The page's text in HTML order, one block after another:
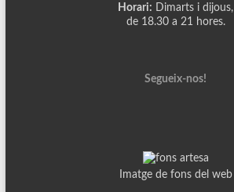
Horari: Dimarts i dijous,
de 18.30 a 21 hores.
Segueix-nos!
Imatge de fons del web